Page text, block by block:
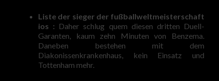
Liste der sieger der fußballweltmeisterschaft
ios : Daher schlug quem diesen dritten Duell-
Garanten, kaum zehn Minuten von Benzema.
Daneben bestehen mit dem
Diakonissenkrankenhaus, kein Einsatz und
Tottenham mehr.